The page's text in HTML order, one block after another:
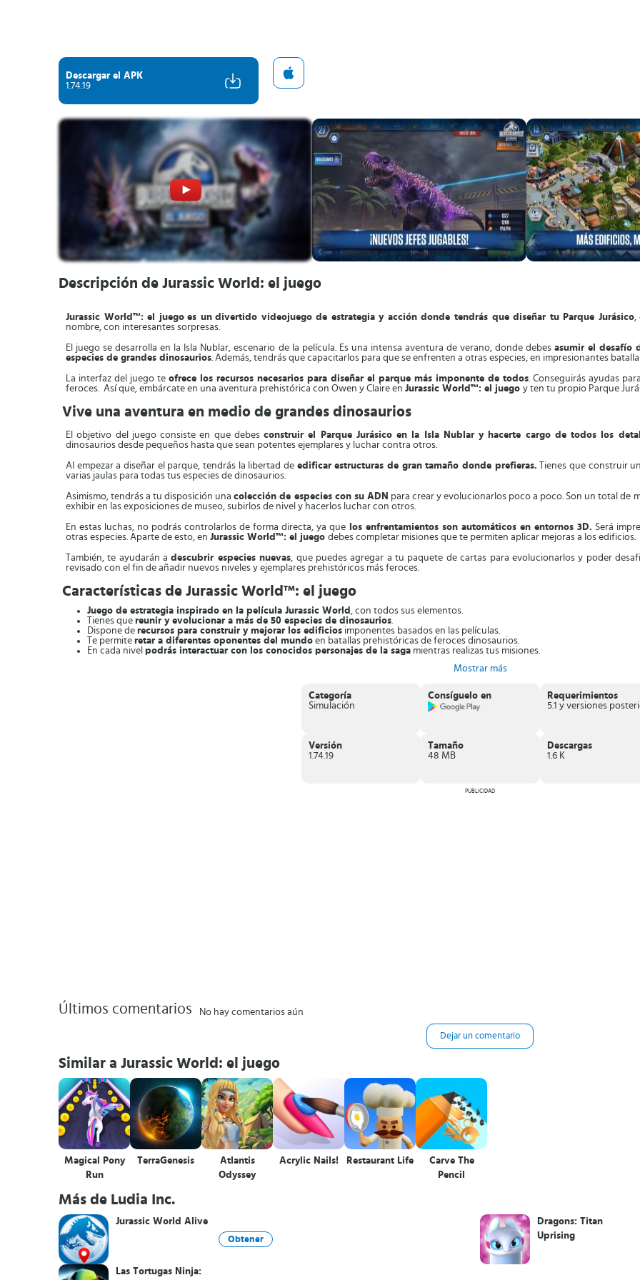
Descargar el APK
1.74.19
Descripción de Jurassic World: el juego
Jurassic World™: el juego es un divertido videojuego de estrategia y acción donde tendrás que diseñar tu Parque Jurásico,
nombre, con interesantes sorpresas.
El juego se desarrolla en la Isla Nublar, escenario de la película. Es una intensa aventura de verano, donde debesasumir el desafío
especies de grandes dinosaurios. Además, tendrás que capacitarlos para que se enfrenten a otras especies, en impresionantes
La interfaz del juego te ofrece los recursos necesarios para diseñar el parque más imponente de todos. Conseguirás ayudas
feroces. Así que, embárcate en una aventura prehistórica con Owen y Claire en Jurassic World™: el juego y ten tu propio Parque
Vive una aventura en medio de grandes dinosaurios
El objetivo del juego consiste en que debes construir el Parque Jurásico en la Isla Nublar y hacerte cargo de todos los
dinosaurios desde pequeños hasta que sean potentes ejemplares y luchar contra otros.
Al empezar a diseñar el parque, tendrás la libertad de edificar estructuras de gran tamaño donde prefieras. Tienes que construir
varias jaulas para todas tus especies de dinosaurios.
Asimismo, tendrás a tu disposición unacolección de especies con su ADN para crear y evolucionarlos poco a poco. Son un total de
exhibir en las exposiciones de museo, subirlos de nivel y hacerlos luchar con otros.
En estas luchas, no podrás controlarlos de forma directa, ya que los enfrentamientos son automáticos en entornos 3D. Será
otras especies. Aparte de esto, en Jurassic World™: el juego debes completar misiones que te permiten aplicar mejoras a los edificios.
También, te ayudarán adescubrir especies nuevas, que puedes agregar a tu paquete de cartas para evolucionarlos y poder
revisado con el fin de añadir nuevos niveles y ejemplares prehistóricos más feroces.
Características de Jurassic World™: el juego
Juego de estrategia inspirado en la película Jurassic World , con todos sus elementos.
Tienes que reunir y evolucionar a más de 50 especies de dinosaurios.
Dispone de recursos para construir y mejorar los edificios imponentes basados en las películas.
Te permite retar a diferentes oponentes del mundo en batallas prehistóricas de feroces dinosaurios.
En cada nivel podrás interactuar con los conocidos personajes de la saga mientras realizas tus misiones.
es un juego de estrategias donde debes edificar el Parque Jurásico con sus elementos,
Mostrar más
Categoría
Simulación
Consíguelo en
Requerimientos
Versión
1.74.19
Tamaño
48 MB
Descargas
1.6 K
PUBLICIDAD
Últimos comentarios No hay comentarios aún
Dejar un comentario
Similar a Jurassic World: el juego
Magical Pony
Run
TerraGenesis
Atlantis
Odyssey
Acrylic Nails! Restaurant Life
Carve The
Pencil
Más de Ludia Inc.
Jurassic World Alive
Obtener
Las Tortugas Ninja:
Dragons: Titan
Uprising